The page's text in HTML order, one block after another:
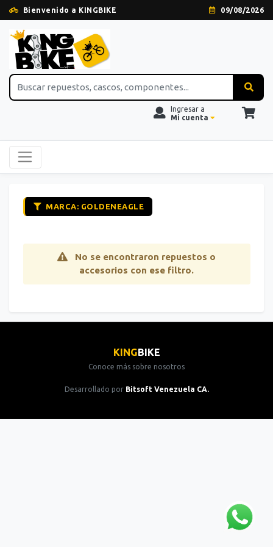
Bienvenido a KINGBIKE 09/08/2026
Ingresar a
Mi cuenta
MARCA: GOLDENEAGLE
No se encontraron repuestos o
accesorios con ese filtro.
KINGBIKE
Conoce más sobre nosotros
Desarrollado por Bitsoft Venezuela CA.